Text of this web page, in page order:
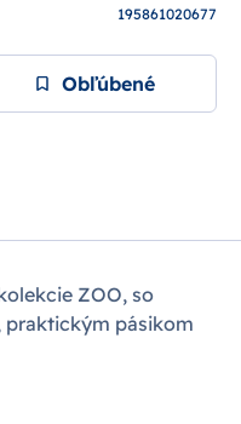
195861020677
Obľúbené
ZOO, so
praktickým pásikom